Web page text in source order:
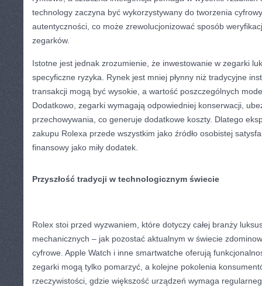
technology zaczyna być wykorzystywany do tworzenia
autentyczności, co może zrewolucjonizować sposób
zegarków.
Istotne jest jednak zrozumienie, że inwestowanie w zegarki
specyficzne ryzyka. Rynek jest mniej płynny niż tradycyjne
transakcji mogą być wysokie, a wartość poszczególnych
Dodatkowo, zegarki wymagają odpowiedniej konserwacji,
przechowywania, co generuje dodatkowe koszty. Dlatego
zakupu Rolexa przede wszystkim jako źródło osobistej
finansowy jako miły dodatek.
Przyszłość tradycji w technologicznym świecie
Rolex stoi przed wyzwaniem, które dotyczy całej branży
mechanicznych – jak pozostać aktualnym w świecie
cyfrowe. Apple Watch i inne smartwatche oferują
zegarki mogą tylko pomarzyć, a kolejne pokolenia
rzeczywistości, gdzie większość urządzeń wymaga